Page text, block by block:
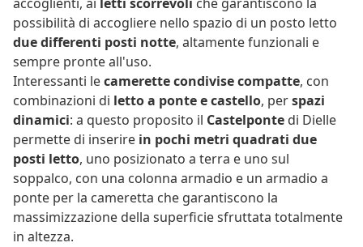
accoglienti, ai letti scorrevoli che garantiscono la
possibilità di accogliere nello spazio di un posto letto
due differenti posti notte, altamente funzionali e
sempre pronte all'uso.
Interessanti lecamerette condivise compatte, con
combinazioni di letto a ponte e castello, perspazi
dinamici: a questo proposito il Castelponte di Dielle
permette di inserire in pochi metri quadrati due
posti letto, uno posizionato a terra e uno sul
soppalco, con una colonna armadio e un armadio a
ponte per la cameretta che garantiscono la
massimizzazione della superficie sfruttata totalmente
in altezza.